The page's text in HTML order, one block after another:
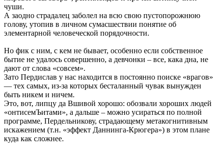
чуши.
А заодно страдалец заболел на всю свою пустопорожнюю
голову, утопив в личном сумасшествии понятие об
элементарной человеческой порядочности.
Но фик с ним, с кем не бывает, особенно если собственное
бытие не удалось совершенно, а девчонки – все, кака дна, не
дают от слова «совсем».
Зато Пердислав у нас находится в постоянно поиске «врагов»
— тех самых, из-за которых бесталанный чувак вынужден
быть никем и ничем.
Это, вот, липцу да Вшивой хорошо: обозвали хороших людей
«онтисемЪитами», а дальше – можно усираться по полной
программе, Пердельникову, страдающему метакогнитивным
искажением (т.н. «эффект Даннинга-Крюгера») в этом плане
куда как сложнее.